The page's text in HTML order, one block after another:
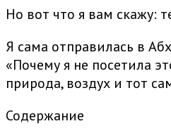
Но вот что я вам скажу:
Я сама отправилась в
«Почему я не посетила
природа, воздух и тот
Содержание